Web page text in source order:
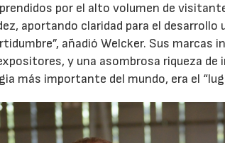
por el alto volumen de
aportando claridad para el
añadió Welcker. Sus
y una asombrosa riqueza
más importante del mundo, era el